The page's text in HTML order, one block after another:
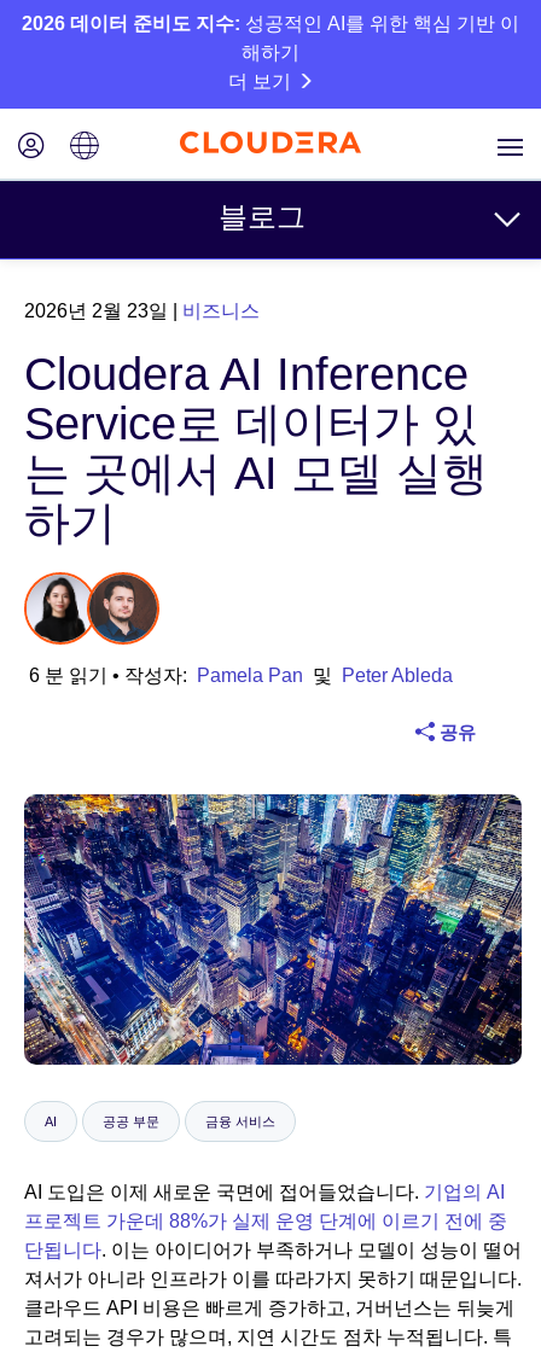
2026 데이터 준비도 지수: 성공적인 AI를 위한 핵심 기반 이
해하기
더 보기
블로그
주제
비즈니스
기술
파트너
문화
산업
금융 서비스
통신
기술
공공 부문
의료
2026년 2월 23일 비즈니스
Cloudera AI Inference
Service로 데이터가 있
는 곳에서 AI 모델 실행
하기
6 분 읽기 • 작성자: Pamela Pan 및 Peter Ableda
공유
AI 공공 부문 금융 서비스
AI 도입은 이제 새로운 국면에 접어들었습니다. 기업의 AI
프로젝트 가운데 88%가 실제 운영 단계에 이르기 전에 중
단됩니다. 이는 아이디어가 부족하거나 모델이 성능이 떨어
져서가 아니라 인프라가 이를 따라가지 못하기 때문입니다.
클라우드 API 비용은 빠르게 증가하고, 거버넌스는 뒤늦게
고려되는 경우가 많으며, 지연 시간도 점차 누적됩니다. 특